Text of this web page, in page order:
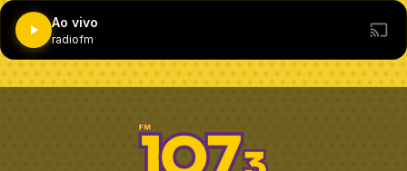
Ao vivo
radiofm